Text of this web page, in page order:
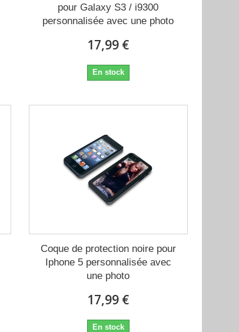
pour Galaxy S3 / i9300
personnalisée avec une photo
17,99 €
En stock
Coque de protection noire pour
Iphone 5 personnalisée avec
une photo
17,99 €
En stock